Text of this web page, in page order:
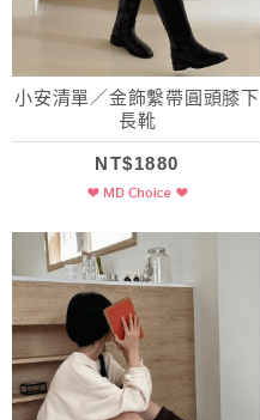
小安清單／金飾繫帶圓頭膝下
長靴
NT$1880